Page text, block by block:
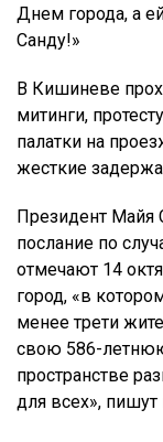
Днем города, а
Санду!»
В Кишиневе
митинги,
палатки на
жесткие
Президент Майя
послание по
отмечают 14
город, «в
менее трети
свою 586-
пространстве
для всех»,